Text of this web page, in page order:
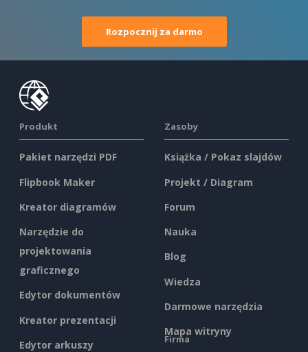
Rozpocznij za darmo
Produkt
Pakiet narzędzi PDF
Flipbook Maker
Kreator diagramów
Narzędzie do
projektowania
graficznego
Edytor dokumentów
Kreator prezentacji
Edytor arkuszy
Zasoby
Książka / Pokaz slajdów
Projekt / Diagram
Forum
Nauka
Blog
Wiedza
Darmowe narzędzia
Mapa witryny
Firma